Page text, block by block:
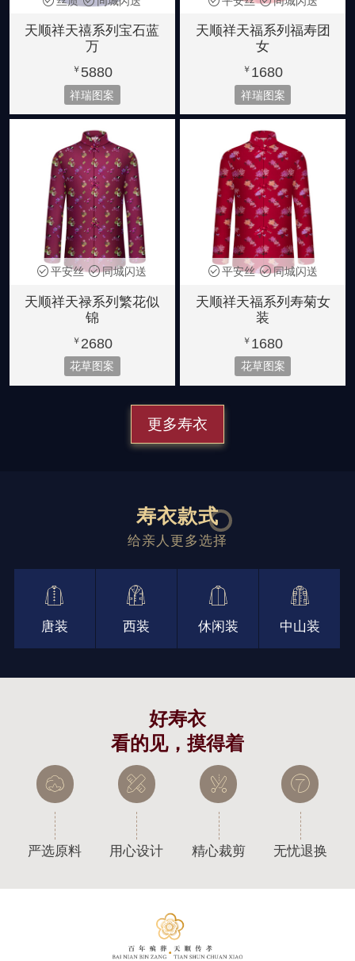
天顺祥天禧系列宝石蓝
万
￥ 5880
祥瑞图案
天顺祥天福系列福寿团
女
￥ 1680
祥瑞图案
平安丝 同城闪送
天顺祥天禄系列繁花似
锦
￥ 2680
花草图案
平安丝 同城闪送
天顺祥天福系列寿菊女
装
￥ 1680
花草图案
更多寿衣
寿衣款式
给亲人更多选择
唐装 西装 休闲装 中山装
好寿衣
看的见，摸得着
严选原料 用心设计 精心裁剪 无忧退换